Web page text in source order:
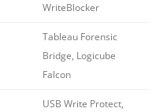
WriteBlocker
Tableau Forensic
Bridge, Logicube
Falcon
USB Write Protect,